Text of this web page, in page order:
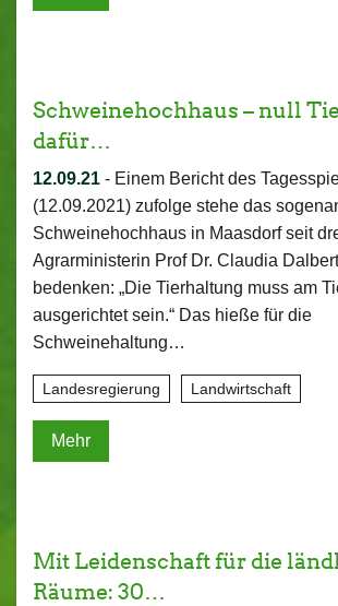
Schweinehochhaus – null
dafür…
12.09.21 - Einem Bericht des
(12.09.2021) zufolge stehe das
Schweinehochhaus in Maasdorf seit
Agrarministerin Prof Dr. Claudia
bedenken: „Die Tierhaltung muss am
ausgerichtet sein.“ Das hieße für die
Schweinehaltung…
Landesregierung Landwirtschaft
Mehr
Mit Leidenschaft für die
Räume: 30…